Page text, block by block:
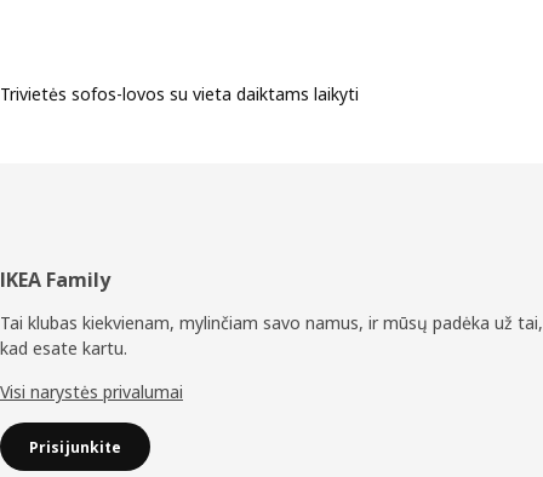
Trivietės sofos-lovos su vieta daiktams laikyti
Poraštė
IKEA Family
Tai klubas kiekvienam, mylinčiam savo namus, ir mūsų padėka už tai,
kad esate kartu.
Visi narystės privalumai
Prisijunkite